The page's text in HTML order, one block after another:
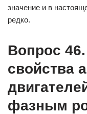
значение и в
редко.
Вопрос
свойства
фазным